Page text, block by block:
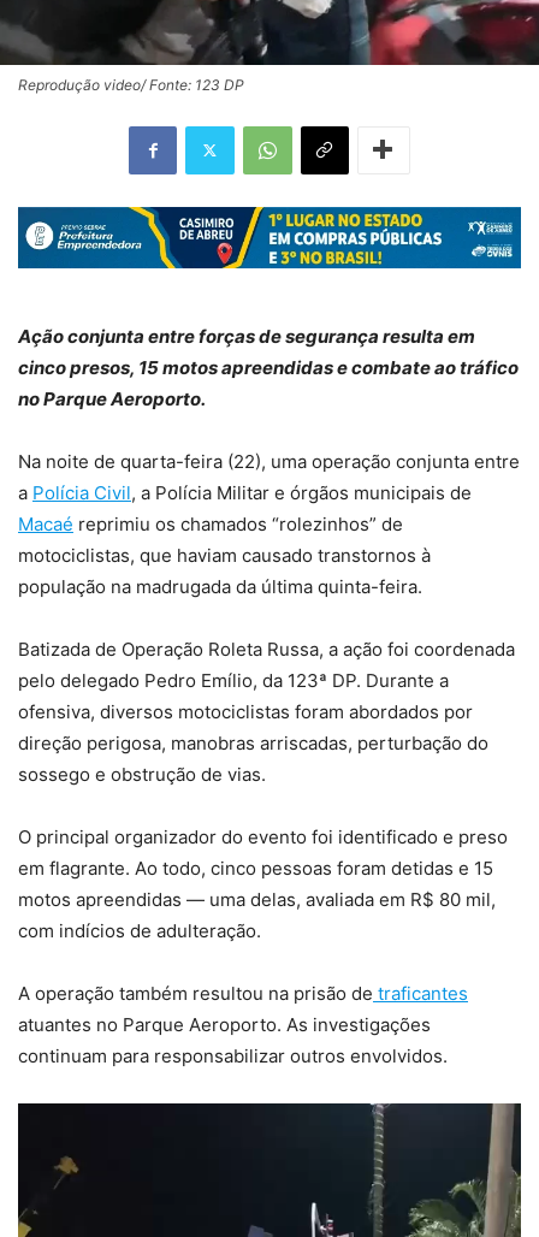
Reprodução video/ Fonte: 123 DP
Ação conjunta entre forças de segurança resulta em
cinco presos, 15 motos apreendidas e combate ao tráfico
no Parque Aeroporto.
Na noite de quarta-feira (22), uma operação conjunta entre
a Polícia Civil, a Polícia Militar e órgãos municipais de
Macaé reprimiu os chamados “rolezinhos” de
motociclistas, que haviam causado transtornos à
população na madrugada da última quinta-feira.
Batizada de Operação Roleta Russa, a ação foi coordenada
pelo delegado Pedro Emílio, da 123ª DP. Durante a
ofensiva, diversos motociclistas foram abordados por
direção perigosa, manobras arriscadas, perturbação do
sossego e obstrução de vias.
O principal organizador do evento foi identificado e preso
em flagrante. Ao todo, cinco pessoas foram detidas e 15
motos apreendidas — uma delas, avaliada em R$ 80 mil,
com indícios de adulteração.
A operação também resultou na prisão de traficantes
atuantes no Parque Aeroporto. As investigações
continuam para responsabilizar outros envolvidos.